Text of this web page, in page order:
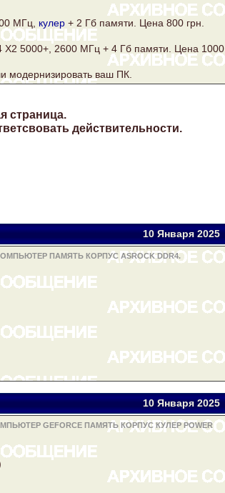
МГц, кулер + 2 Гб памяти. Цена 800 грн.
Х2 5000+, 2600 МГц + 4 Гб памяти. Цена 1000
модернизировать ваш ПК.
страница.
действительности.
10 Января2025
ПАМЯТЬ КОРПУС ASROCK DDR4.
10 Января2025
GEFORCE ПАМЯТЬ КОРПУС КУЛЕР POWER